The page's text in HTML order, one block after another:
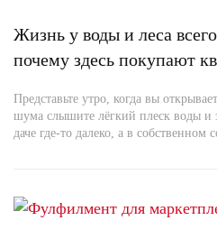
Жизнь у воды и леса
почему здесь покупают
Представьте утро, когда вы
шума слышите лёгкий плеск воды и
даче где-то далеко, а в собственном